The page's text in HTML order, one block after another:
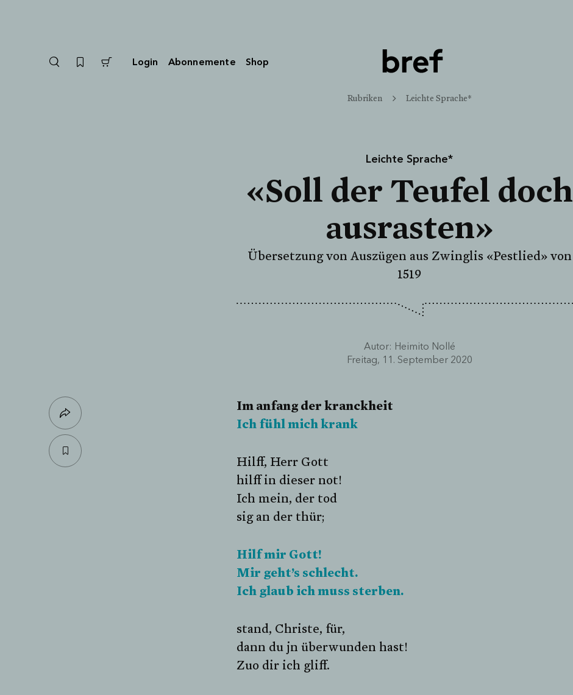
Login Abonnemente Shop
Rubriken Leichte Sprache*
Leichte Sprache*
«Soll der Teufel doch
ausrasten»
Übersetzung von Auszügen aus Zwinglis «Pestlied» von
1519
Autor: Heimito Nollé
Freitag, 11. September 2020
Im anfang der kranckheit
Ich fühl mich krank
Hilff, Herr Gott
hilff in dieser not!
Ich mein, der tod
sig an der thür;
Hilf mir Gott!
Mir geht’s schlecht.
Ich glaub ich muss sterben.
stand, Christe, für,
dann du jn überwunden hast!
Zuo dir ich gliff.